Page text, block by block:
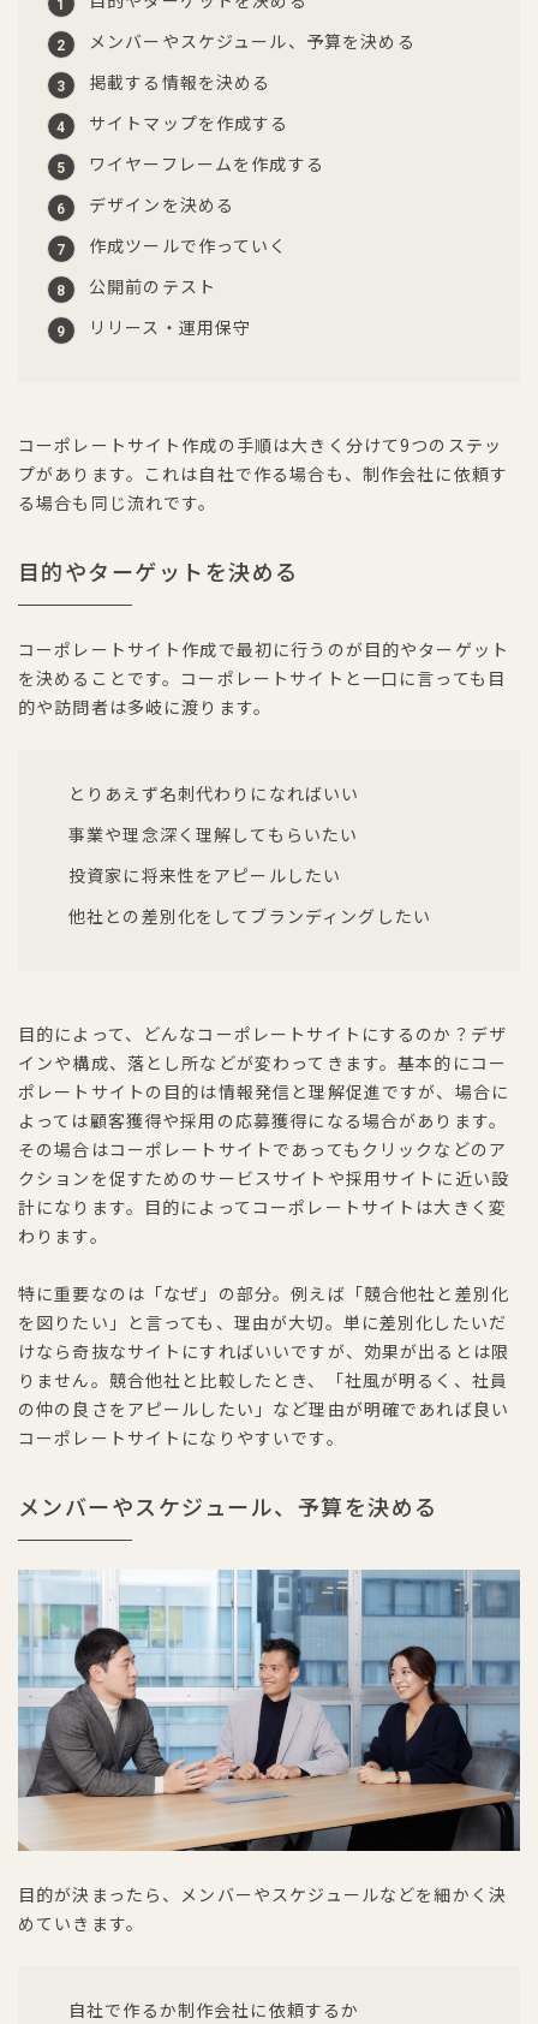
メンバーやスケジュール、予算を決める
掲載する情報を決める
サイトマップを作成する
ワイヤーフレームを作成する
デザインを決める
作成ツールで作っていく
公開前のテスト
リリース・運用保守
コーポレートサイト作成の手順は大きく分けて9つのステッ
プがあります。これは自社で作る場合も、制作会社に依頼す
る場合も同じ流れです。
目的やターゲットを決める
コーポレートサイト作成で最初に行うのが目的やターゲット
を決めることです。コーポレートサイトと一口に言っても目
的や訪問者は多岐に渡ります。
とりあえず名刺代わりになればいい
事業や理念深く理解してもらいたい
投資家に将来性をアピールしたい
他社との差別化をしてブランディングしたい
目的によって、どんなコーポレートサイトにするのか？デザ
インや構成、落とし所などが変わってきます。基本的にコー
ポレートサイトの目的は情報発信と理解促進ですが、場合に
よっては顧客獲得や採用の応募獲得になる場合があります。
その場合はコーポレートサイトであってもクリックなどのア
クションを促すためのサービスサイトや採用サイトに近い設
計になります。目的によってコーポレートサイトは大きく変
わります。
特に重要なのは「なぜ」の部分。例えば「競合他社と差別化
を図りたい」と言っても、理由が大切。単に差別化したいだ
けなら奇抜なサイトにすればいいですが、効果が出るとは限
りません。競合他社と比較したとき、「社風が明るく、社員
の仲の良さをアピールしたい」など理由が明確であれば良い
コーポレートサイトになりやすいです。
メンバーやスケジュール、予算を決める
目的が決まったら、メンバーやスケジュールなどを細かく決
めていきます。
自社で作るか制作会社に依頼するか